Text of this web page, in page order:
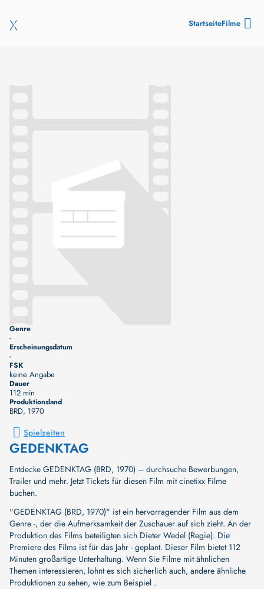
StartseiteFilme
Genre
-
Erscheinungsdatum
-
FSK
keine Angabe
Dauer
112 min
Produktionsland
BRD, 1970
Spielzeiten
GEDENKTAG
Entdecke GEDENKTAG (BRD, 1970) – durchsuche Bewerbungen,
Trailer und mehr. Jetzt Tickets für diesen Film mit cinetixx Filme
buchen.
"GEDENKTAG (BRD, 1970)" ist ein hervorragender Film aus dem
Genre -, der die Aufmerksamkeit der Zuschauer auf sich zieht. An der
Produktion des Films beteiligten sich Dieter Wedel (Regie). Die
Premiere des Films ist für das Jahr - geplant. Dieser Film bietet 112
Minuten großartige Unterhaltung. Wenn Sie Filme mit ähnlichen
Themen interessieren, lohnt es sich sicherlich auch, andere ähnliche
Produktionen zu sehen, wie zum Beispiel .